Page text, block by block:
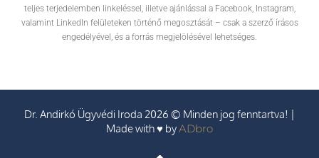
teljes terjedelemben linkeléssel, illetve ajánlással a Facebook, Instagram,
valamint LinkedIn felületeken történő megosztását – csak a szerző írásos
engedélyével, és a forrás megjelölésével lehetséges.
Dr. Andirkó Ügyvédi Iroda 2026 © Minden jog fenntartva! |
Made with ♥ byADbro